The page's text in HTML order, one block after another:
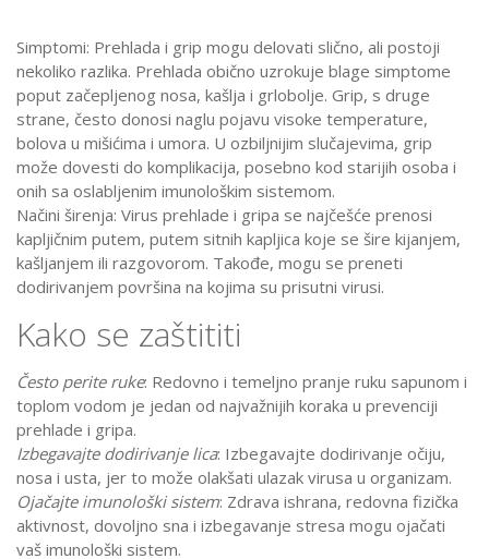
Simptomi: Prehlada i grip mogu delovati slično, ali postoji
nekoliko razlika. Prehlada obično uzrokuje blage simptome
poput začepljenog nosa, kašlja i grlobolje. Grip, s druge
strane, često donosi naglu pojavu visoke temperature,
bolova u mišićima i umora. U ozbiljnijim slučajevima, grip
može dovesti do komplikacija, posebno kod starijih osoba i
onih sa oslabljenim imunološkim sistemom.
Načini širenja: Virus prehlade i gripa se najčešće prenosi
kapljičnim putem, putem sitnih kapljica koje se šire kijanjem,
kašljanjem ili razgovorom. Takođe, mogu se preneti
dodirivanjem površina na kojima su prisutni virusi.
Kako se zaštititi
Često perite ruke: Redovno i temeljno pranje ruku sapunom i
toplom vodom je jedan od najvažnijih koraka u prevenciji
prehlade i gripa.
Izbegavajte dodirivanje lica: Izbegavajte dodirivanje očiju,
nosa i usta, jer to može olakšati ulazak virusa u organizam.
Ojačajte imunološki sistem: Zdrava ishrana, redovna fizička
aktivnost, dovoljno sna i izbegavanje stresa mogu ojačati
vaš imunološki sistem.